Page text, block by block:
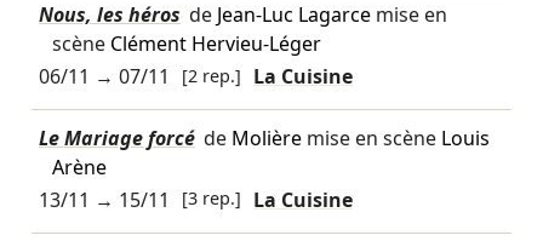
Nous, les héros de Jean-Luc Lagarcemise en
scène Clément Hervieu-Léger
06/11 → 07/11 [2 rep.] La Cuisine
Le Mariage forcé de Molièremise en scène Louis
Arène
13/11 → 15/11 [3 rep.] La Cuisine